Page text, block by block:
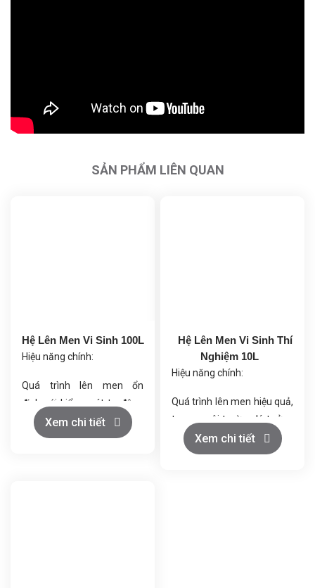
SẢN PHẨM LIÊN QUAN
Hệ Lên Men Vi Sinh 100L
Hiệu năng chính:
Quá trình lên men ổn
định với kiểm soát tự động
các yếu tố như nhiệt độ, pH,
DO, và khí cấp liệu.
Xem chi tiết
Hệ Lên Men Vi Sinh Thí
Nghiệm 10L
Hiệu năng chính:
Quá trình lên men hiệu quả,
tạo ra môi trường lý tưởng
cho vi sinh vật phát triển.
Điều kiện nhiệt độ và áp
Xem chi tiết